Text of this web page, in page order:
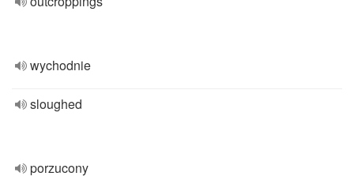
wychodnie
sloughed
porzucony